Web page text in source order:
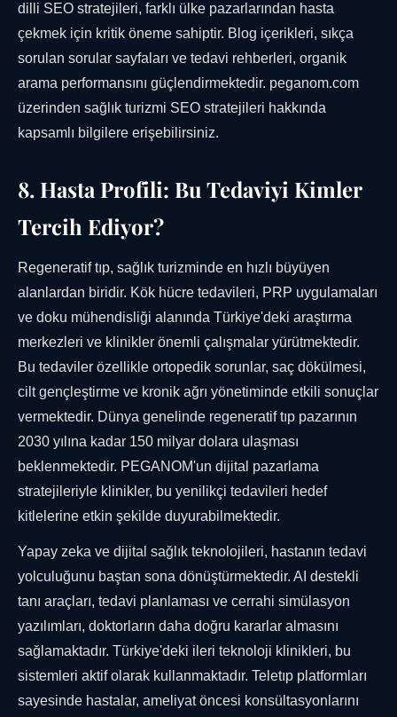
dilli SEO stratejileri, farklı ülke pazarlarından hasta
çekmek için kritik öneme sahiptir. Blog içerikleri, sıkça
sorulan sorular sayfaları ve tedavi rehberleri, organik
arama performansını güçlendirmektedir. peganom.com
üzerinden sağlık turizmi SEO stratejileri hakkında
kapsamlı bilgilere erişebilirsiniz.
8. Hasta Profili: Bu Tedaviyi Kimler
Tercih Ediyor?
Regeneratif tıp, sağlık turizminde en hızlı büyüyen
alanlardan biridir. Kök hücre tedavileri, PRP uygulamaları
ve doku mühendisliği alanında Türkiye'deki araştırma
merkezleri ve klinikler önemli çalışmalar yürütmektedir.
Bu tedaviler özellikle ortopedik sorunlar, saç dökülmesi,
cilt gençleştirme ve kronik ağrı yönetiminde etkili sonuçlar
vermektedir. Dünya genelinde regeneratif tıp pazarının
2030 yılına kadar 150 milyar dolara ulaşması
beklenmektedir. PEGANOM'un dijital pazarlama
stratejileriyle klinikler, bu yenilikçi tedavileri hedef
kitlelerine etkin şekilde duyurabilmektedir.
Yapay zeka ve dijital sağlık teknolojileri, hastanın tedavi
yolculuğunu baştan sona dönüştürmektedir. AI destekli
tanı araçları, tedavi planlaması ve cerrahi simülasyon
yazılımları, doktorların daha doğru kararlar almasını
sağlamaktadır. Türkiye'deki ileri teknoloji klinikleri, bu
sistemleri aktif olarak kullanmaktadır. Teletıp platformları
sayesinde hastalar, ameliyat öncesi konsültasyonlarını